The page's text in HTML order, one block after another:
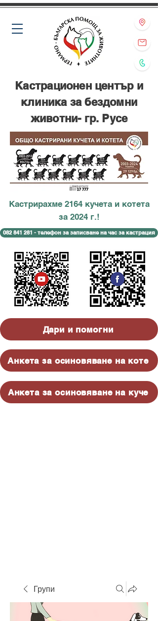
Кастрирахме 2164 кучета и котета
за 2024 г.!
082 841 281 - телефон за записване на час за кастрация
Кастрационен център и
клиника за бездомни
животни- гр. Русе
Дари и помогни
Анкета за осиновяване на коте
Анкета за осиновяване на куче
Групи